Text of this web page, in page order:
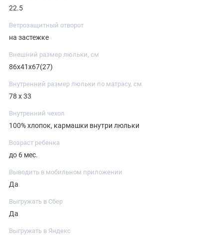
22.5
Ветрозащитный отворот
на застежке
Внешний размер люльки, см
86х41х67(27)
Внутренний размер люльки по матрасу, см
78 х 33
Внутренний чехол
100% хлопок, кармашки внутри люльки
Возраст ребенка
до 6 мес.
Выводить в мобильном приложении
Да
Выгружать в Сбер
Да
Выгружать в Яндекс